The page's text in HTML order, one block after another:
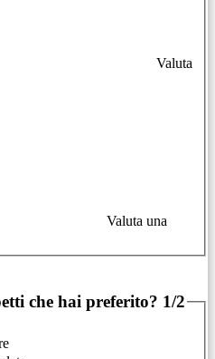
Valuta
Valuta una
che hai preferito? 1/2